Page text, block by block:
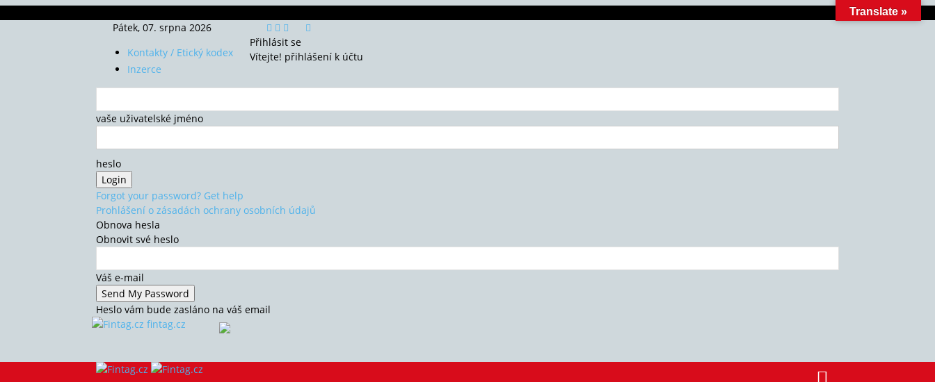
Pátek, 07. srpna 2026
Kontakty / Etický kodex
Inzerce
Přihlásit se
Vítejte! přihlášení k účtu
vaše uživatelské jméno
heslo
Forgot your password? Get help
Prohlášení o zásadách ochrany osobních údajů
Obnova hesla
Obnovit své heslo
Váš e-mail
Heslo vám bude zasláno na váš email
fintag.cz
Translate »